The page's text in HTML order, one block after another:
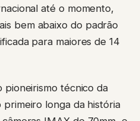
até o momento,
bem abaixo do padrão
para maiores de 14
pioneirismo técnico da
longa da história